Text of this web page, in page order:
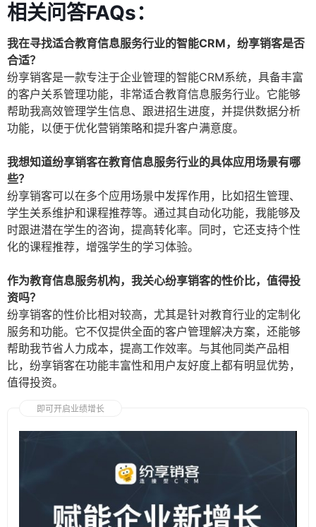
相关问答FAQs：
我在寻找适合教育信息服务行业的智能CRM，纷享销客是否
合适？
纷享销客是一款专注于企业管理的智能CRM系统，具备丰富
的客户关系管理功能，非常适合教育信息服务行业。它能够
帮助我高效管理学生信息、跟进招生进度，并提供数据分析
功能，以便于优化营销策略和提升客户满意度。
我想知道纷享销客在教育信息服务行业的具体应用场景有哪
些？
纷享销客可以在多个应用场景中发挥作用，比如招生管理、
学生关系维护和课程推荐等。通过其自动化功能，我能够及
时跟进潜在学生的咨询，提高转化率。同时，它还支持个性
化的课程推荐，增强学生的学习体验。
作为教育信息服务机构，我关心纷享销客的性价比，值得投
资吗？
纷享销客的性价比相对较高，尤其是针对教育行业的定制化
服务和功能。它不仅提供全面的客户管理解决方案，还能够
帮助我节省人力成本，提高工作效率。与其他同类产品相
比，纷享销客在功能丰富性和用户友好度上都有明显优势，
值得投资。
即可开启业绩增长